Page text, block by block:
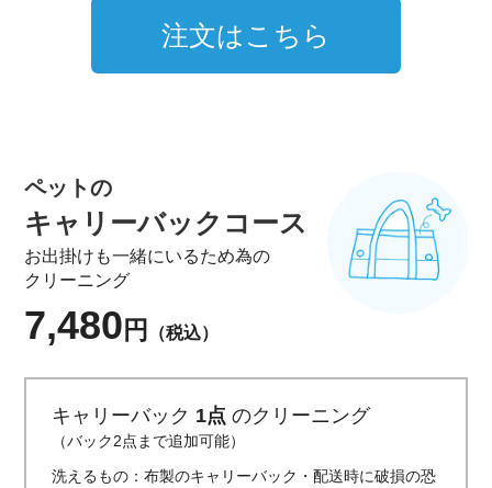
注文はこちら
ペットの
キャリーバックコース
お出掛けも一緒にいるため為の
クリーニング
7,480 円 （税込）
キャリーバック 1点 のクリーニング
（バック2点まで追加可能）
洗えるもの：布製のキャリーバック・配送時に破損の恐